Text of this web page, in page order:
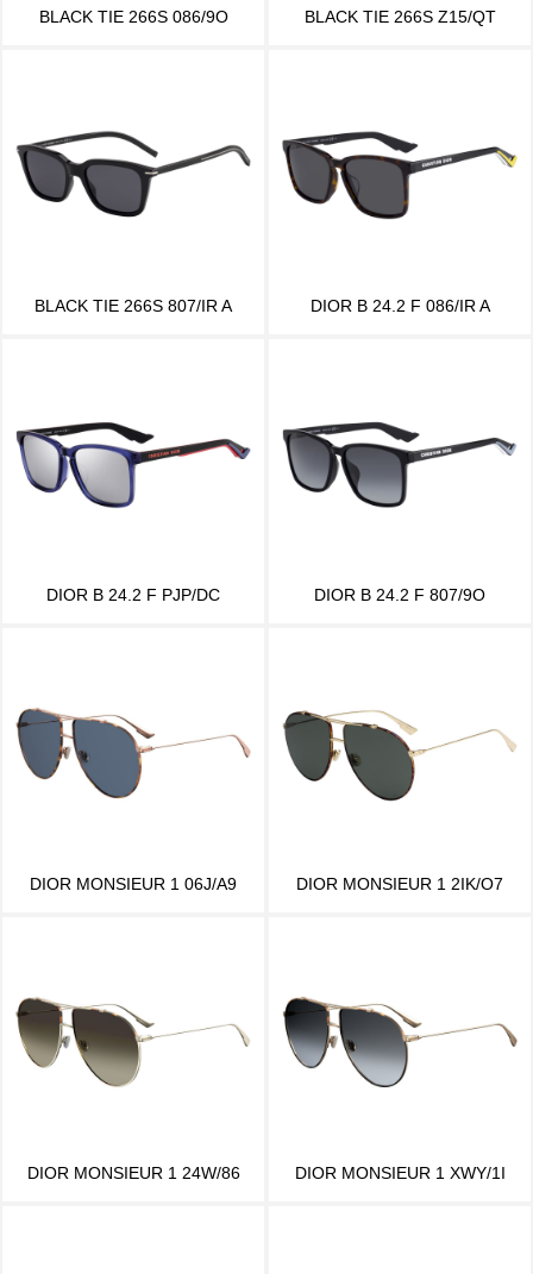
BLACK TIE 266S 086/9O BLACK TIE 266S Z15/QT
BLACK TIE 266S 807/IR A DIOR B 24.2 F 086/IR A
DIOR B 24.2 F PJP/DC DIOR B 24.2 F 807/9O
DIOR MONSIEUR 1 06J/A9 DIOR MONSIEUR 1 2IK/O7
DIOR MONSIEUR 1 24W/86 DIOR MONSIEUR 1 XWY/1I